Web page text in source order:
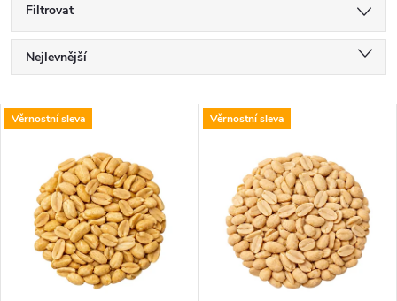
Filtrovat
Ř
a
Nejlevnější
Nejprodávanější
Abecedně
V
Věrnostní sleva Věrnostní sleva